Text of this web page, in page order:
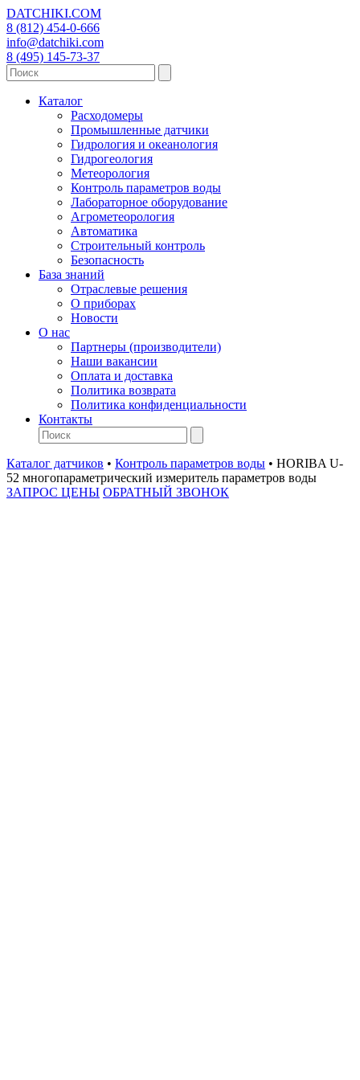
DATCHIKI.COM
8 (812) 454-0-666
info@datchiki.com
8 (495) 145-73-37
Каталог
Расходомеры
Промышленные датчики
Гидрология и океанология
Гидрогеология
Метеорология
Контроль параметров воды
Лабораторное оборудование
Агрометеорология
Автоматика
Строительный контроль
Безопасность
База знаний
Отраслевые решения
О приборах
Новости
О нас
Партнеры (производители)
Наши вакансии
Оплата и доставка
Политика возврата
Политика конфиденциальности
Контакты
Каталог датчиков • Контроль параметров воды • HORIBA U-
52 многопараметрический измеритель параметров воды
ЗАПРОС ЦЕНЫ ОБРАТНЫЙ ЗВОНОК